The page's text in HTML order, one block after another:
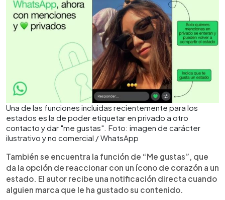
Una de las funciones incluidas recientemente para los
estados es la de poder etiquetar en privado a otro
contacto y dar "me gustas". Foto: imagen de carácter
ilustrativo y no comercial / WhatsApp
También se encuentra la función de “Me gustas”, que
da la opción de reaccionar con un ícono de corazón a un
estado. El autor recibe una notificación directa cuando
alguien marca que le ha gustado su contenido.